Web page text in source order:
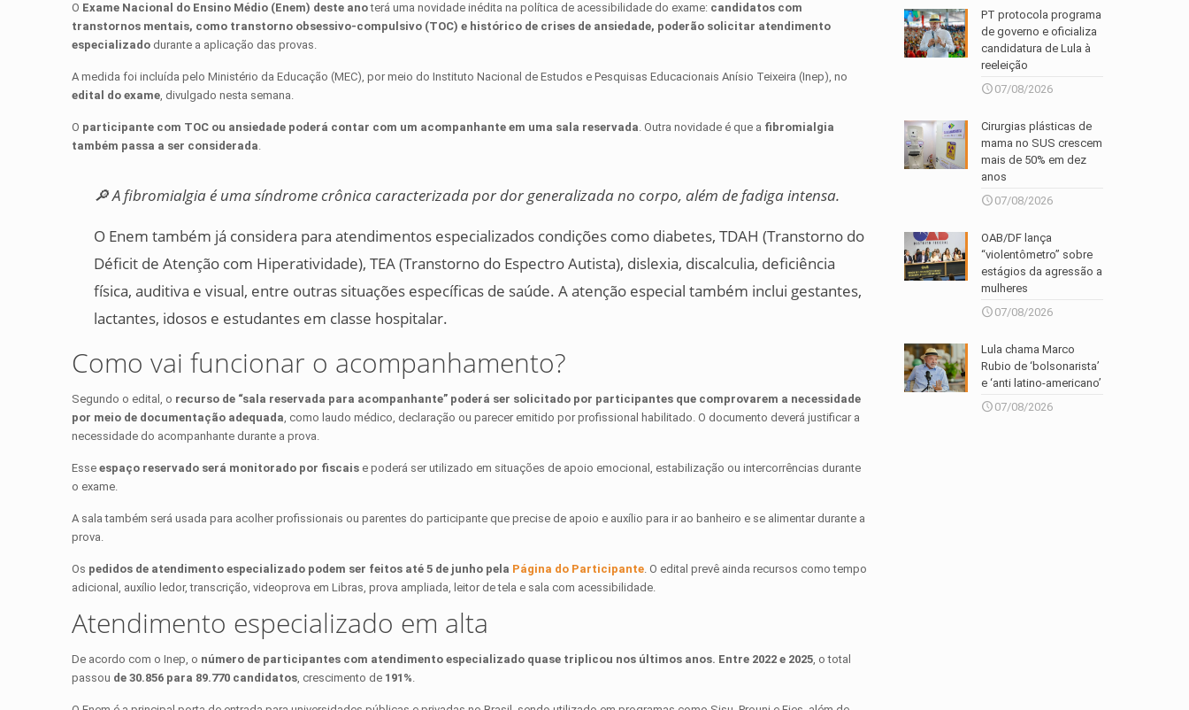
O Exame Nacional do Ensino Médio (Enem) deste anoterá uma novidade inédita na política de acessibilidade do exame: candidatos com
transtornos mentais, como transtorno obsessivo-compulsivo (TOC) e histórico de crises de ansiedade, poderão solicitar atendimento
especializado durante a aplicação das provas.
A medida foi incluída pelo Ministério da Educação (MEC), por meio do Instituto Nacional de Estudos e Pesquisas Educacionais Anísio Teixeira (Inep), no
edital do exame, divulgado nesta semana.
O participante com TOC ou ansiedade poderá contar com um acompanhante em uma sala reservada. Outra novidade é que a fibromialgia
também passa a ser considerada.
🔎 A fibromialgia é uma síndrome crônica caracterizada por dor generalizada no corpo, além de fadiga intensa.
O Enem também já considera para atendimentos especializados condições como diabetes, TDAH (Transtorno do
Déficit de Atenção com Hiperatividade), TEA (Transtorno do Espectro Autista), dislexia, discalculia, deficiência
física, auditiva e visual, entre outras situações específicas de saúde. A atenção especial também inclui gestantes,
lactantes, idosos e estudantes em classe hospitalar.
Como vai funcionar o acompanhamento?
Segundo o edital, o recurso de “sala reservada para acompanhante” poderá ser solicitado por participantes que comprovarem a necessidade
por meio de documentação adequada, como laudo médico, declaração ou parecer emitido por profissional habilitado. O documento deverá justificar a
necessidade do acompanhante durante a prova.
Esseespaço reservado será monitorado por fiscais e poderá ser utilizado em situações de apoio emocional, estabilização ou intercorrências durante
o exame.
A sala também será usada para acolher profissionais ou parentes do participante que precise de apoio e auxílio para ir ao banheiro e se alimentar durante a
prova.
Os pedidos de atendimento especializado podem ser feitos até 5 de junho pela Página do Participante. O edital prevê ainda recursos como tempo
adicional, auxílio ledor, transcrição, videoprova em Libras, prova ampliada, leitor de tela e sala com acessibilidade.
Atendimento especializado em alta
De acordo com o Inep, o número de participantes com atendimento especializado quase triplicou nos últimos anos. Entre 2022 e 2025, o total
passou de 30.856 para 89.770 candidatos, crescimento de 191%.
PT protocola programa
de governo e oficializa
candidatura de Lula à
reeleição
07/08/2026
Cirurgias plásticas de
mama no SUS crescem
mais de 50% em dez
anos
07/08/2026
OAB/DF lança
“violentômetro” sobre
estágios da agressão a
mulheres
07/08/2026
Lula chama Marco
Rubio de ‘bolsonarista’
e ‘anti latino-americano’
07/08/2026